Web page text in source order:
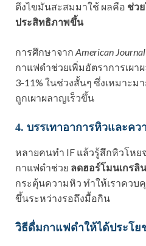
ดึงไขมันสะสมมาใช้ ผลคือ ช่ว
ประสิทธิภาพขึ้น
การศึกษาจาก American
กาแฟดำช่วยเพิ่มอัตราการเผา
3-11% ในช่วงสั้นๆ ซึ่งเหมาะม
ถูกเผาผลาญเร็วขึ้น
4. บรรเทาอาการหิวและค
หลายคนทำ IF แล้วรู้สึกหิวโห
กาแฟดำช่วย ลดฮอร์โมนเกรลิ
กระตุ้นความหิว ทำให้เราควบ
ขึ้นระหว่างรอถึงมื้อกิน
วิธีดื่มกาแฟดำให้ได้ประโย